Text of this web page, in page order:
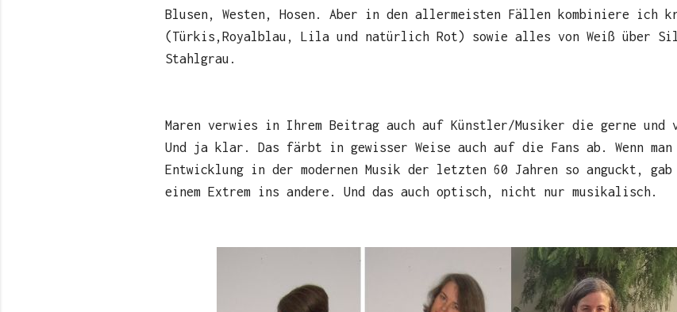
Blusen, Westen, Hosen. Aber in den allermeisten Fällen kombiniere ich
(Türkis,Royalblau, Lila und natürlich Rot) sowie alles von Weiß über
Stahlgrau.
Maren verwies in Ihrem Beitrag auch auf Künstler/Musiker die gerne und
Und ja klar. Das färbt in gewisser Weise auch auf die Fans ab. Wenn
Entwicklung in der modernen Musik der letzten 60 Jahren so anguckt, gab
einem Extrem ins andere. Und das auch optisch, nicht nur musikalisch.